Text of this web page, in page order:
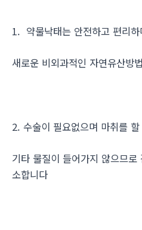
1. 약물낙태는 안전하고 편리
새로운 비외과적인 자연유산방
2. 수술이 필요없으며 마취를
기타 물질이 들어가지 않으므
소합니다